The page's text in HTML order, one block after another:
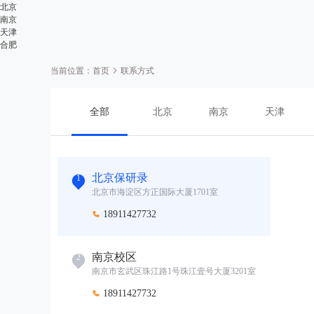
北京
南京
天津
合肥
当前位置： 首页 联系方式
全部 北京 南京 天津
1 北京保研录
北京市海淀区方正国际大厦1701室
 18911427732
2 南京校区
南京市玄武区珠江路1号珠江壹号大厦3201室
 18911427732